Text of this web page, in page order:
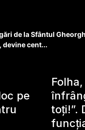
de la Sfântul
devine cent...
pe
toți!”.